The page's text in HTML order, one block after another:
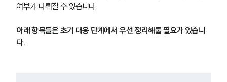
여부가 다뤄질 수 있습니다.
아래 항목들은 초기 대응 단계에서 우선 정리해둘 필요가 있습니
다.